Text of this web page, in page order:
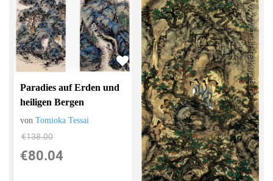
Paradies auf Erden und
heiligen Bergen
vonTomioka Tessai
€138.00
€80.04